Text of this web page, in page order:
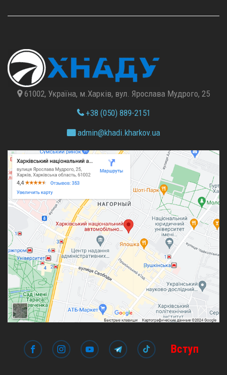
61002, Україна, м.Харків, вул. Ярослава Мудрого, 25
+38 (050) 889-2151
admin@khadi.kharkov.ua
Вступ